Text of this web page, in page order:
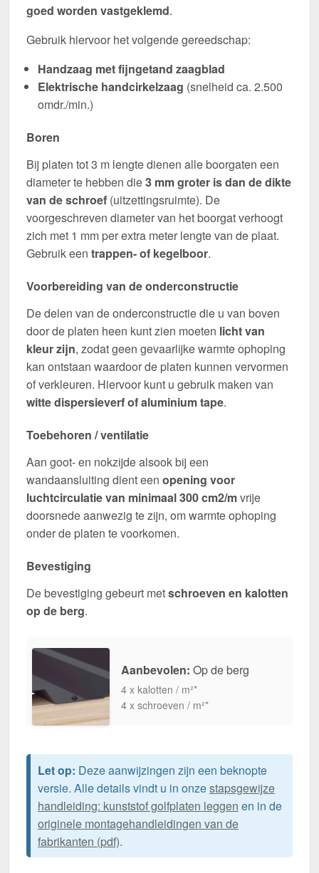
goed worden vastgeklemd.
Gebruik hiervoor het volgende gereedschap:
Handzaag met fijngetand zaagblad
Elektrische handcirkelzaag (snelheid ca. 2.500
omdr./min.)
Boren
Bij platen tot 3 m lengte dienen alle boorgaten een
diameter te hebben die3 mm groter is dan de dikte
van de schroef (uitzettingsruimte). De
voorgeschreven diameter van het boorgat verhoogt
zich met 1 mm per extra meter lengte van de plaat.
Gebruik een trappen- of kegelboor.
Voorbereiding van de onderconstructie
De delen van de onderconstructie die u van boven
door de platen heen kunt zien moeten licht van
kleur zijn, zodat geen gevaarlijke warmte ophoping
kan ontstaan waardoor de platen kunnen vervormen
of verkleuren. Hiervoor kunt u gebruik maken van
witte dispersieverf of aluminium tape.
Toebehoren / ventilatie
Aan goot- en nokzijde alsook bij een
wandaansluiting dient een opening voor
luchtcirculatie van minimaal 300 cm2/mvrije
doorsnede aanwezig te zijn, om warmte ophoping
onder de platen te voorkomen.
Bevestiging
De bevestiging gebeurt metschroeven en kalotten
op de berg.
Aanbevolen: Op de berg
4 x kalotten / m²*
4 x schroeven / m²*
Let op: Deze aanwijzingen zijn een beknopte
versie. Alle details vindt u in onzestapsgewijze
handleiding: kunststof golfplaten leggen en in de
originele montagehandleidingen van de
fabrikanten (pdf).